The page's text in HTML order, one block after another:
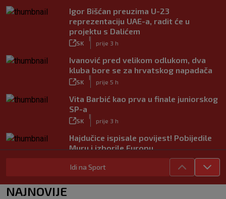
Igor Bišćan preuzima U-23
reprezentaciju UAE-a, radit će u
projektu s Dalićem
SK prije 3 h
Ivanović pred velikom odlukom, dva
kluba bore se za hrvatskog napadača
SK prije 5 h
Vita Barbić kao prva u finale juniorskog
SP-a
SK prije 3 h
Hajdučice ispisale povijest! Pobijedile
Muru i izborile Europu
Liverpool dovodi kapetana Barcelone!
Fabrizio Romano objavio ‘Here we go’
Idi na Sport
NAJNOVIJE